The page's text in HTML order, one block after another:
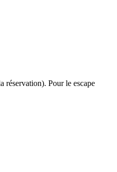
réservation). Pour le escape